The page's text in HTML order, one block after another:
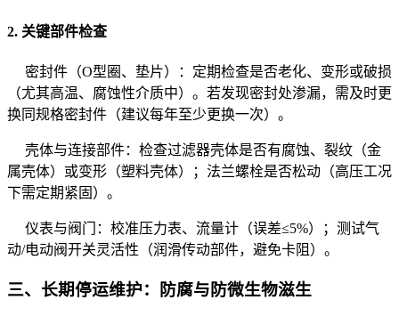
2. 关键部件检查
密封件（O型圈、垫片）：定期检查是否老化、变形或破损
（尤其高温、腐蚀性介质中）。若发现密封处渗漏，需及时更
换同规格密封件（建议每年至少更换一次）。
壳体与连接部件：检查过滤器壳体是否有腐蚀、裂纹（金
属壳体）或变形（塑料壳体）；法兰螺栓是否松动（高压工况
下需定期紧固）。
仪表与阀门：校准压力表、流量计（误差≤5%）；测试气
动/电动阀开关灵活性（润滑传动部件，避免卡阻）。
三、长期停运维护：防腐与防微生物滋生